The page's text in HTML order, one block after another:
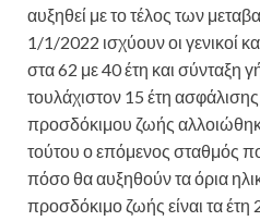
αυξηθεί με το τέλος των
1/1/2022 ισχύουν οι γενικοί
στα 62 με 40 έτη και σύνταξη
τουλάχιστον 15 έτη
προσδόκιμου ζωής
τούτου ο επόμενος σταθμός
πόσο θα αυξηθούν τα όρια
προσδόκιμο ζωής είναι τα έτη